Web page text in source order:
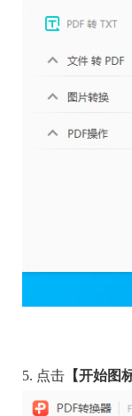
5. 点击 【开始图